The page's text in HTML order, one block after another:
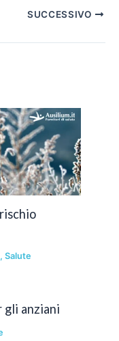
SUCCESSIVO
,Salute
anziani